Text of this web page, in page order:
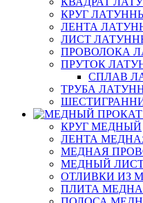
КРУГ
ЛЕНТА
ЛИСТ
ПРОВОЛОКА
ПРУТОК
СПЛАВ
ТРУБА
КРУГ МЕДНЫЙ
ЛЕНТА
МЕДНАЯ
МЕДНЫЙ
ОТЛИВКИ ИЗ
ПЛИТА